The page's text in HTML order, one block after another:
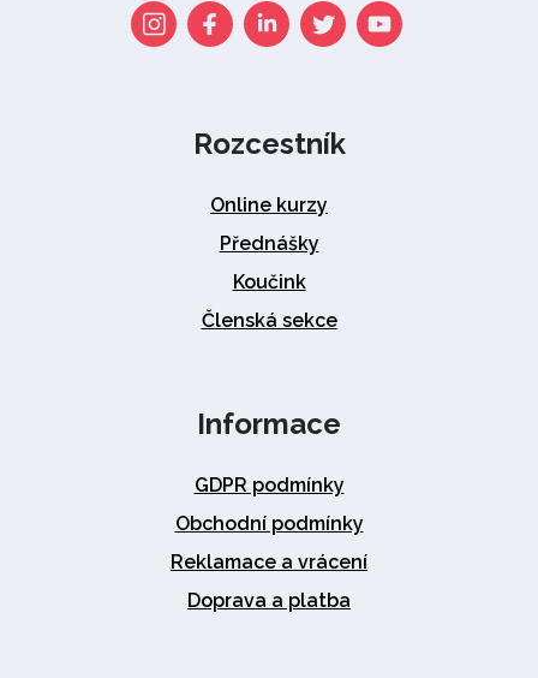
Rozcestník
Online kurzy
Přednášky
Koučink
Členská sekce
Informace
GDPR podmínky
Obchodní podmínky
Reklamace a vrácení
Doprava a platba